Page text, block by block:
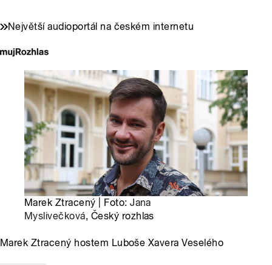
Největší audioportál na českém internetu
Marek Ztracený | Foto:Jana
Myslivečková, Český rozhlas
Marek Ztracený hostem Luboše Xavera Veselého